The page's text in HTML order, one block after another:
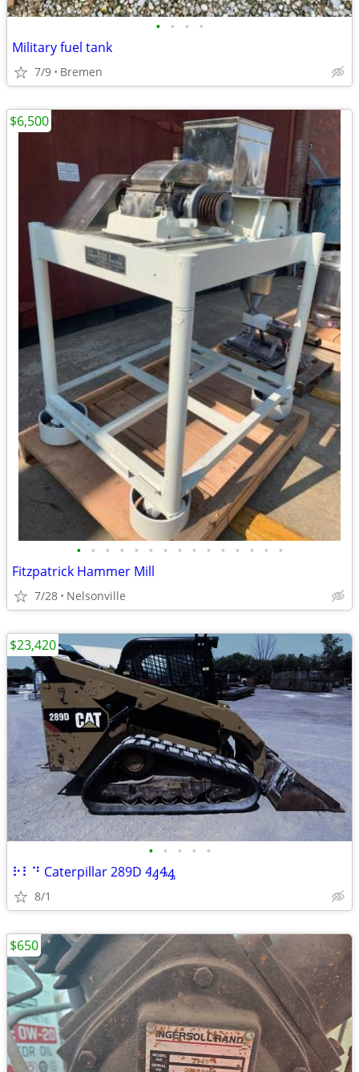
• • • •
Military fuel tank
7/9 Bremen
• • • • • • • • • • • • • • •
Fitzpatrick Hammer Mill
7/28 Nelsonville
$6,500
• • • • •
⠗⠇⠙ Caterpillar 289D ꜬꜭꜮꜯ
8/1
$23,420
$650